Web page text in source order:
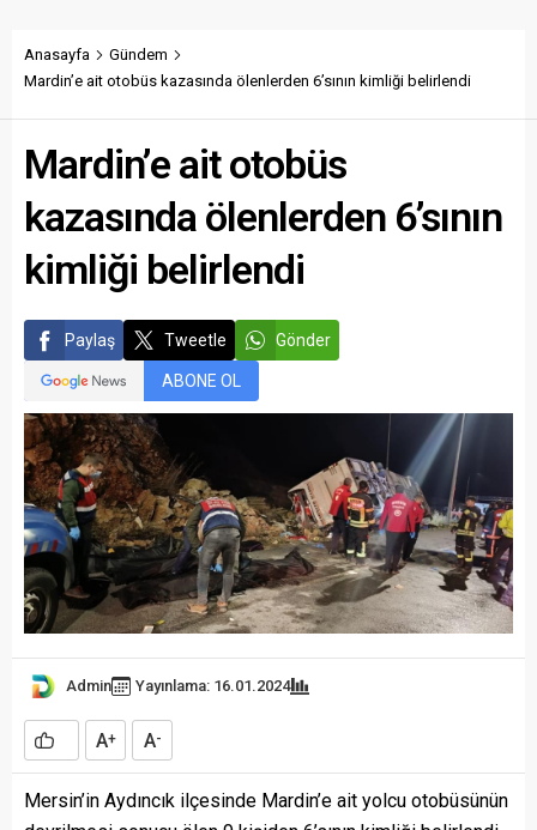
Anasayfa
Gündem
Mardin’e ait otobüs kazasında ölenlerden 6’sının kimliği belirlendi
Mardin’e ait otobüs
kazasında ölenlerden 6’sının
kimliği belirlendi
Paylaş Tweetle Gönder
ABONE OL
Admin Yayınlama: 16.01.2024
A+ A-
Mersin’in Aydıncık ilçesinde Mardin’e ait yolcu otobüsünün